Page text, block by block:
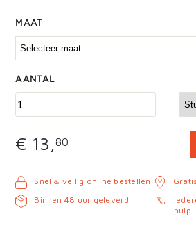
MAAT
AANTAL
€ 13,80
Snel & veilig online bestellen
Binnen 48 uur geleverd
hulp